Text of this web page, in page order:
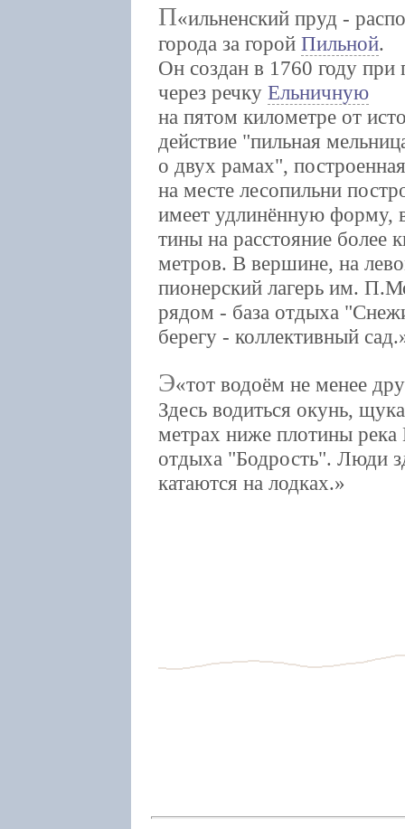
П ильненский пруд -
города за горой Пильной.
Он создан в 1760 году
через речку Ельничную
на пятом километре от
действие "пильная
о двух рамах",
на месте лесопильни
имеет удлинённую форму,
тины на расстояние
метров. В вершине, на
пионерский лагерь им.
рядом - база отдыха
берегу - коллективный сад.
Э тот водоём не менее
Здесь водиться окунь,
метрах ниже плотины река
отдыха "Бодрость". Люди
катаются на лодках.